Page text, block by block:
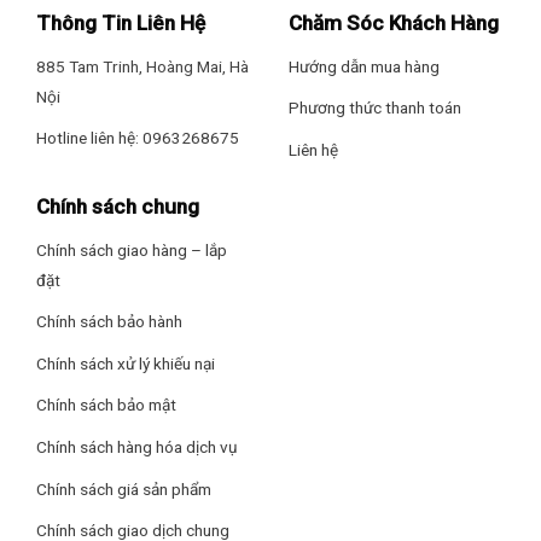
Kích thước khoang lò: Ngang 33 cm – Cao 21.1 cm – Sâu 32.4
cm
Hãng: Samsung
Lò vi sóng trang bị các chức năng nấu, hâm nóng, rã
lợi, nhanh chóng.
Đặc biệt, lò được thiết lập chức năng chiên nướng không
cần sử dụng đến dầu mỡ, vừa chống ngán vừa tốt cho sức
khỏe của gia đình bạn hơn.
Thông Tin Liên Hệ
885 Tam Trinh, Hoàng Mai, Hà
Nội
Hotline liên hệ: 0963268675
Chăm Sóc Khách Hàng
Hướng dẫn mua hàng
Phương thức thanh toán
Liên hệ
Chính sách chung
Chính sách giao hàng – lắp
đặt
Chính sách bảo hành
Chính sách xử lý khiếu nại
Chính sách bảo mật
Chính sách hàng hóa dịch vụ
Chính sách giá sản phẩm
Chính sách giao dịch chung